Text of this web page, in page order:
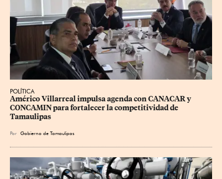
POLÍTICA
Américo Villarreal impulsa agenda con CANACAR y
CONCAMIN para fortalecer la competitividad de
Tamaulipas
Por Gobierno de Tamaulipas